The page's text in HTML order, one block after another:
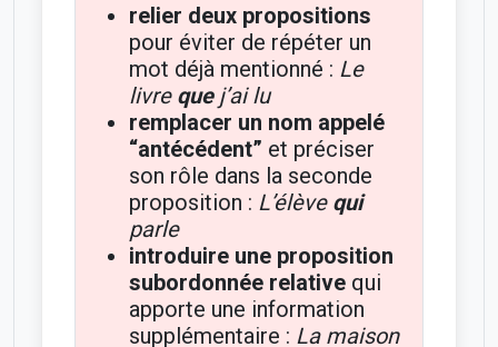
relier deux propositions
pour éviter de répéter un
mot déjà mentionné : Le
livre quej’ai lu
remplacer un nom appelé
“antécédent” et préciser
son rôle dans la seconde
proposition : L’élève qui
parle
introduire une proposition
subordonnée relativequi
apporte une information
supplémentaire : La maison